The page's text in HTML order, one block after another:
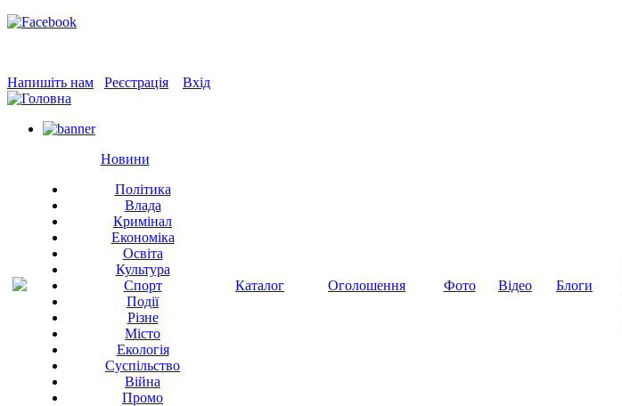
Напишіть нам Реєстрація Вхід
Новини
Політика
Влада
Кримінал
Економіка
Освіта
Культура
Спорт
Події
Різне
Місто
Екологія
Суспільство
Війна
Промо
Каталог Оголошення Фото Відео Блоги